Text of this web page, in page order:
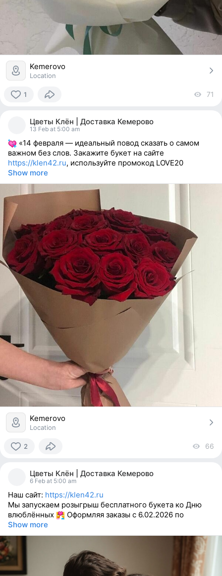
Kemerovo
Location
1 71
Цветы Клён | Доставка Кемерово
13 Feb at 5:00 am
«14 февраля — идеальный повод сказать о самом
важном без слов. Закажите букет на сайте
https://klen42.ru, используйте промокод LOVE20
Show more
Kemerovo
Location
2 66
Цветы Клён | Доставка Кемерово
6 Feb at 5:00 am
Наш сайт: https://klen42.ru
Мы запускаем розыгрыш бесплатного букета ко Дню
влюблённых
Оформляя заказы с 6.02.2026 по
Show more